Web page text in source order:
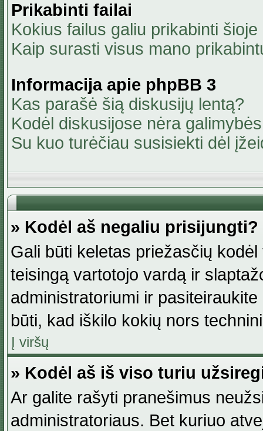
Prikabinti failai
Kokius failus galiu prikabinti
Kaip surasti visus mano
Informacija apie phpBB 3
Kas parašė šią diskusijų lentą?
Kodėl diskusijose nėra
Su kuo turėčiau susisiekti dėl
» Kodėl aš negaliu prisijungti?
Gali būti keletas priežasčių
teisingą vartotojo vardą ir
administratoriumi ir
būti, kad iškilo kokių nors
Į viršų
» Kodėl aš iš viso turiu
Ar galite rašyti pranešimus
administratoriaus. Bet kuriuo